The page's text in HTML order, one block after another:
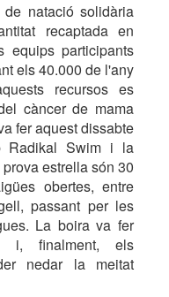
natació solidària
recaptada en
equips participants
els 40.000 de l'any
recursos es
càncer de mama
fer aquest dissabte
Radikal Swim i la
estrella són 30
obertes, entre
passant per les
La boira va fer
i, finalment, els
nedar la meitat